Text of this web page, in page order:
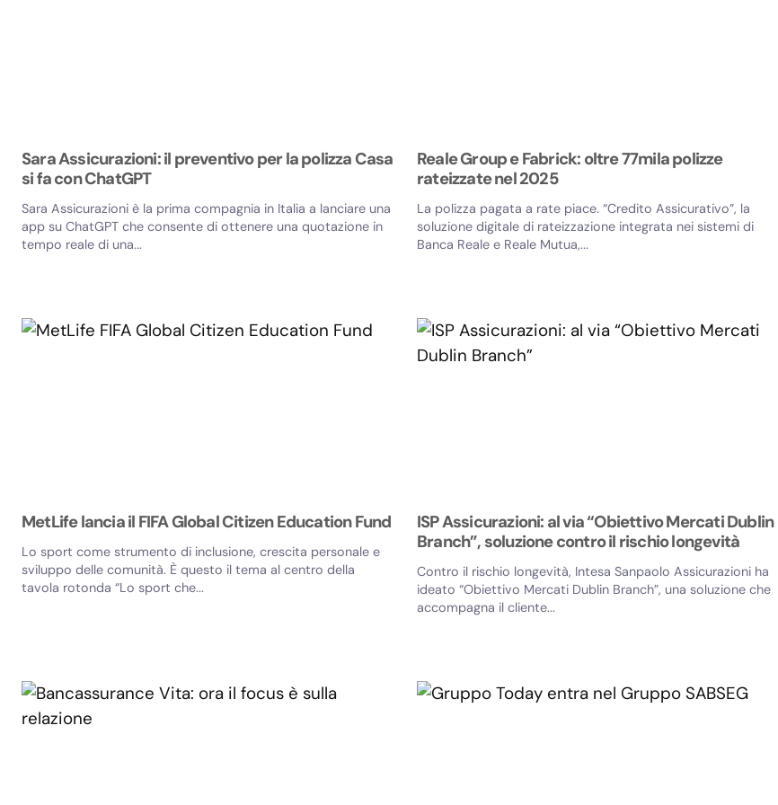
Sara Assicurazioni: il preventivo per la polizza Casa
si fa con ChatGPT
Sara Assicurazioni è la prima compagnia in Italia a lanciare una
app su ChatGPT che consente di ottenere una quotazione in
tempo reale di una...
Reale Group e Fabrick: oltre 77mila polizze
rateizzate nel 2025
La polizza pagata a rate piace. “Credito Assicurativo”, la
soluzione digitale di rateizzazione integrata nei sistemi di
Banca Reale e Reale Mutua,...
MetLife lancia il FIFA Global Citizen Education Fund
Lo sport come strumento di inclusione, crescita personale e
sviluppo delle comunità. È questo il tema al centro della
tavola rotonda “Lo sport che...
ISP Assicurazioni: al via “Obiettivo Mercati Dublin
Branch”, soluzione contro il rischio longevità
Contro il rischio longevità, Intesa Sanpaolo Assicurazioni ha
ideato “Obiettivo Mercati Dublin Branch”, una soluzione che
accompagna il cliente...